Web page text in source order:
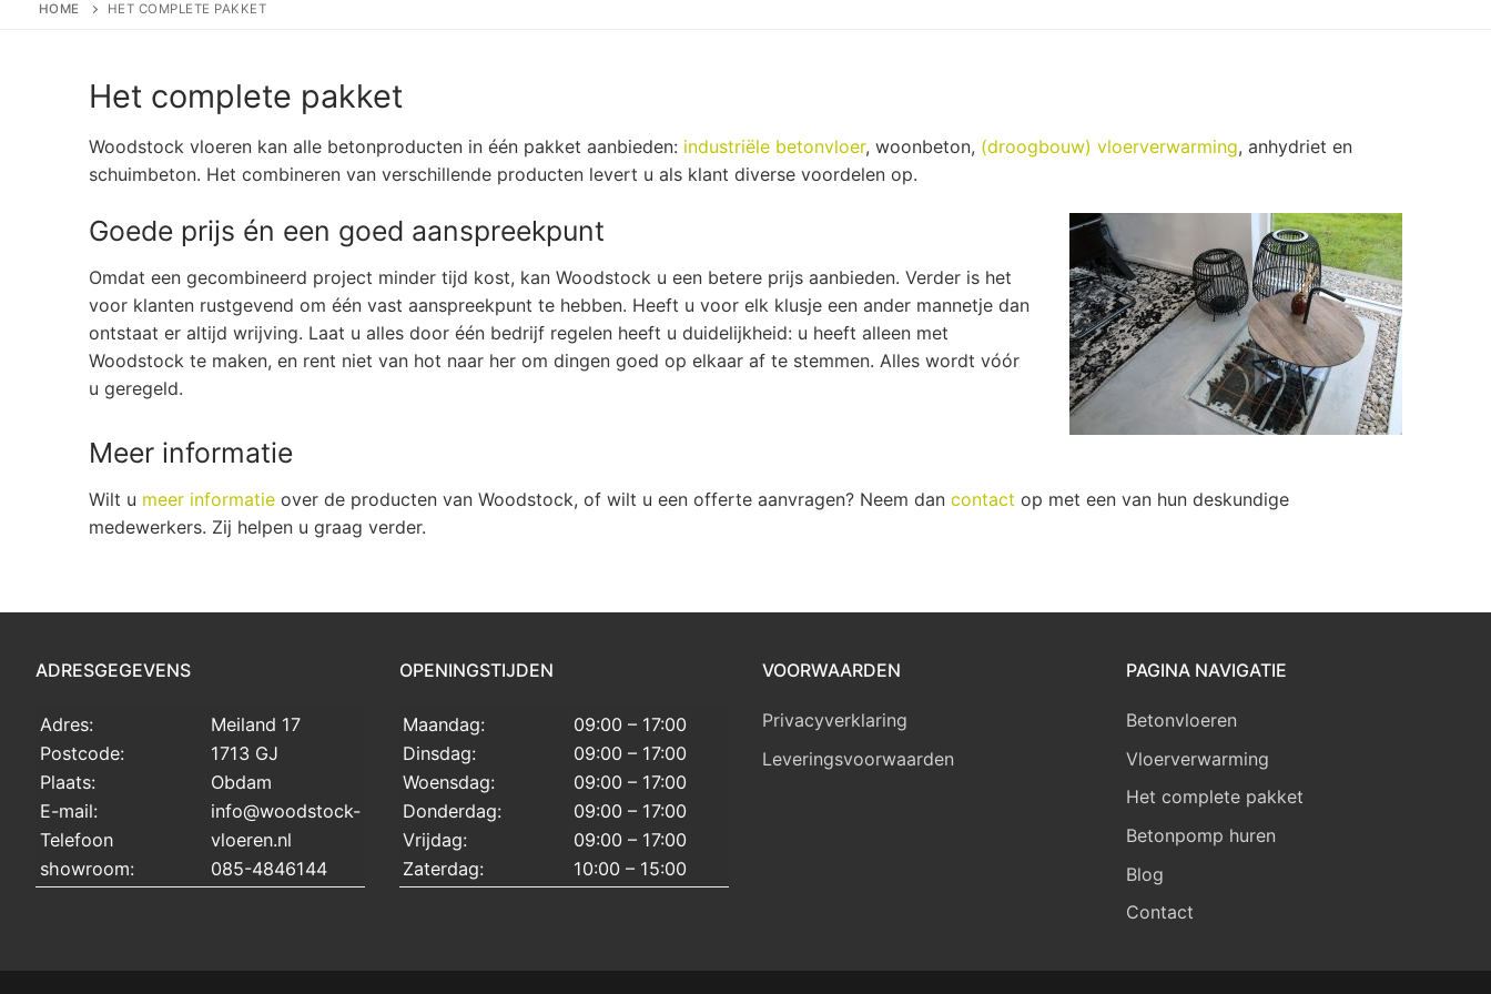
HOME HET COMPLETE PAKKET
Het complete pakket
Woodstock vloeren kan alle betonproducten in één pakket aanbieden: industriële betonvloer, woonbeton, (droogbouw) vloerverwarming, anhydriet en
schuimbeton. Het combineren van verschillende producten levert u als klant diverse voordelen op.
Goede prijs én een goed aanspreekpunt
Omdat een gecombineerd project minder tijd kost, kan Woodstock u een betere prijs aanbieden. Verder is het
voor klanten rustgevend om één vast aanspreekpunt te hebben. Heeft u voor elk klusje een ander mannetje dan
ontstaat er altijd wrijving. Laat u alles door één bedrijf regelen heeft u duidelijkheid: u heeft alleen met
Woodstock te maken, en rent niet van hot naar her om dingen goed op elkaar af te stemmen. Alles wordt vóór
u geregeld.
Meer informatie
Wilt u meer informatie over de producten van Woodstock, of wilt u een offerte aanvragen? Neem dan contact op met een van hun deskundige
medewerkers. Zij helpen u graag verder.
ADRESGEGEVENS
Adres:
Postcode:
Plaats:
E-mail:
Telefoon
showroom:
Meiland 17
1713 GJ
Obdam
info@woodstock-
vloeren.nl
085-4846144
OPENINGSTIJDEN
Maandag:
Dinsdag:
Woensdag:
Donderdag:
Vrijdag:
Zaterdag:
09:00 – 17:00
09:00 – 17:00
09:00 – 17:00
09:00 – 17:00
09:00 – 17:00
10:00 – 15:00
VOORWAARDEN
Privacyverklaring
Leveringsvoorwaarden
PAGINA NAVIGATIE
Betonvloeren
Vloerverwarming
Het complete pakket
Betonpomp huren
Blog
Contact